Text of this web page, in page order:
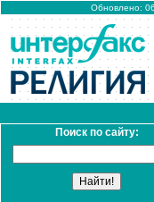
Обновлено:
Поиск по сайту: